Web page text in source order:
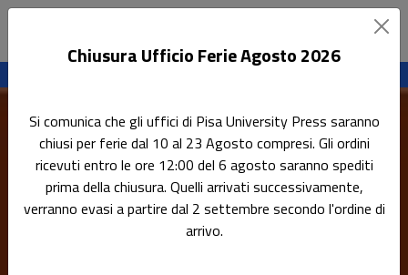
Home Tutti gli eventi
Presentazione del volume "Il costituzionalismo canadese a
150 anni dalla Confederazione"
Presentazione del volume "Il
Chiusura Ufficio Ferie Agosto 2026
Si comunica che gli uffici di Pisa University Press saranno
chiusi per ferie dal 10 al 23 Agosto compresi. Gli ordini
ricevuti entro le ore 12:00 del 6 agosto saranno spediti
prima della chiusura. Quelli arrivati successivamente,
verranno evasi a partire dal 2 settembre secondo l'ordine di
arrivo.